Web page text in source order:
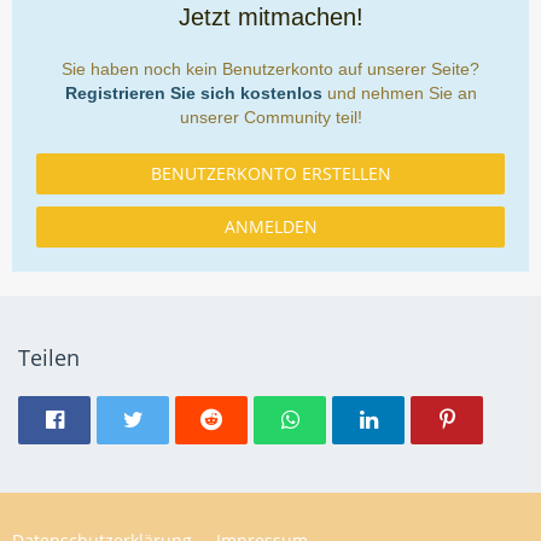
Jetzt mitmachen!
Sie haben noch kein Benutzerkonto auf unserer Seite?
Registrieren Sie sich kostenlos und nehmen Sie an
unserer Community teil!
BENUTZERKONTO ERSTELLEN
ANMELDEN
Teilen